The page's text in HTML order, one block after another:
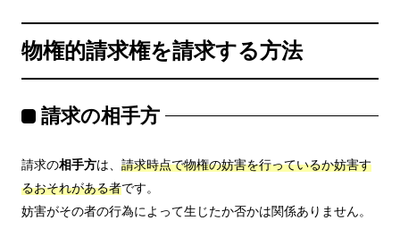
物権的請求権を請求する方法
請求の相手方
請求の相手方は、 請求時点で物権の妨害を行っているか妨害す
るおそれがある者です。
妨害がその者の行為によって生じたか否かは関係ありません。